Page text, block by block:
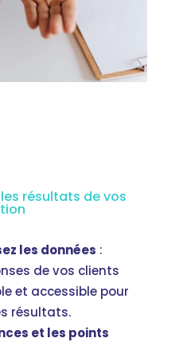
résultats de vos
les données :
de vos clients
et accessible pour
résultats.
et les points